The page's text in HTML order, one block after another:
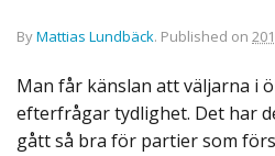
ByMattias Lundbäck. Published on
Man får känslan att väljarna i
efterfrågar tydlighet. Det har
gått så bra för partier som